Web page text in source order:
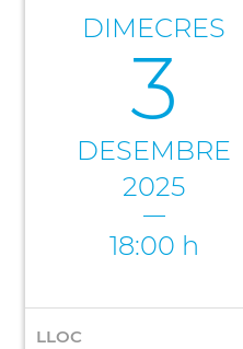
DIMECRES
3
DESEMBRE
2025
18:00 h
LLOC